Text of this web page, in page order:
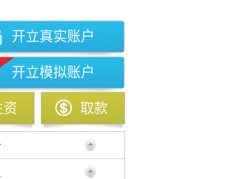
开立真实账户
开立模拟账户
资 取款